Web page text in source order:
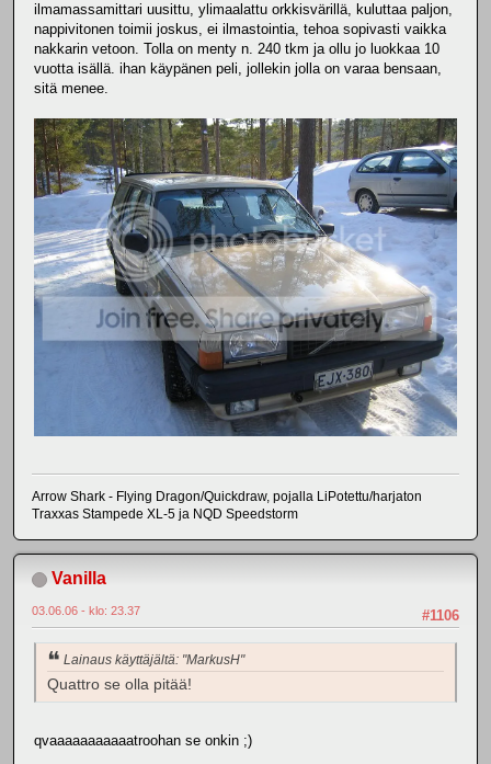
ilmamassamittari uusittu, ylimaalattu orkkisvärillä, kuluttaa paljon,
nappivitonen toimii joskus, ei ilmastointia, tehoa sopivasti vaikka
nakkarin vetoon. Tolla on menty n. 240 tkm ja ollu jo luokkaa 10
vuotta isällä. ihan käypänen peli, jollekin jolla on varaa bensaan,
sitä menee.
Arrow Shark - Flying Dragon/Quickdraw, pojalla LiPotettu/harjaton
Traxxas Stampede XL-5 ja NQD Speedstorm
Vanilla
#1106
03.06.06 - klo: 23.37
Lainaus käyttäjältä: "MarkusH"
Quattro se olla pitää!
qvaaaaaaaaaaatroohan se onkin ;)